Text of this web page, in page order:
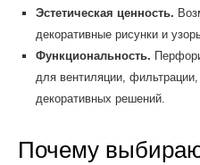
Эстетическая ценность.
декоративные рисунки и
Функциональность.
для вентиляции,
декоративных решений.
Почему